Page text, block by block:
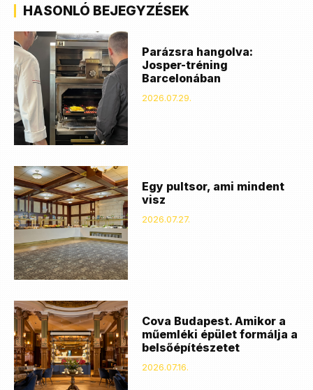
HASONLÓ BEJEGYZÉSEK
Parázsra hangolva:
Josper-tréning
Barcelonában
2026.07.29.
Egy pultsor, ami mindent
visz
2026.07.27.
Cova Budapest. Amikor a
műemléki épület formálja a
belsőépítészetet
2026.07.16.